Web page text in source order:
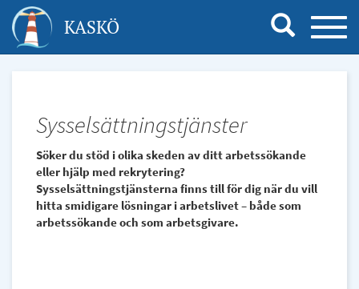
Hoppa
till
huvudinnehåll
KASKÖ
Sysselsättningstjänster
Söker du stöd i olika skeden av ditt arbetssökande
eller hjälp med rekrytering?
Sysselsättningstjänsterna finns till för dig när du vill
hitta smidigare lösningar i arbetslivet – både som
arbetssökande och som arbetsgivare.